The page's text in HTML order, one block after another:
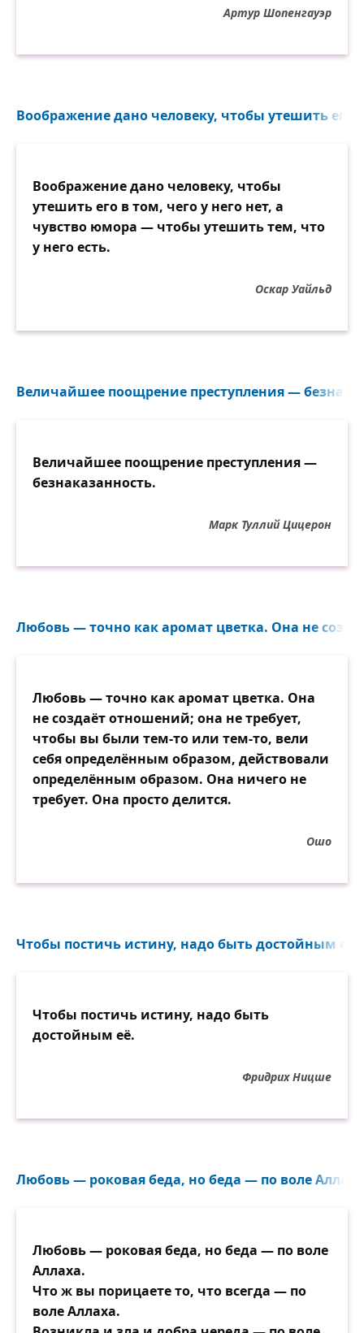
Артур Шопенгауэр
Воображение дано человеку, чтобы утешить его
Воображение дано человеку, чтобы
утешить его в том, чего у него нет, а
чувство юмора — чтобы утешить тем, что
у него есть.
Оскар Уайльд
Величайшее поощрение преступления —
Величайшее поощрение преступления —
безнаказанность.
Марк Туллий Цицерон
Любовь — точно как аромат цветка. Она не
Любовь — точно как аромат цветка. Она
не создаёт отношений; она не требует,
чтобы вы были тем-то или тем-то, вели
себя определённым образом, действовали
определённым образом. Она ничего не
требует. Она просто делится.
Ошо
Чтобы постичь истину, надо быть достойным
Чтобы постичь истину, надо быть
достойным её.
Фридрих Ницше
Любовь — роковая беда, но беда — по воле
Любовь — роковая беда, но беда — по воле
Аллаха.
Что ж вы порицаете то, что всегда — по
воле Аллаха.